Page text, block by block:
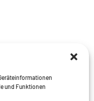
und Funktionen